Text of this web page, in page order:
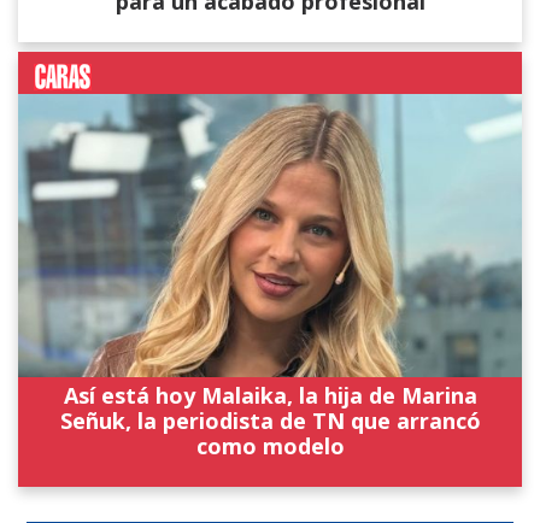
Así está hoy Malaika, la hija de Marina
Señuk, la periodista de TN que arrancó
como modelo